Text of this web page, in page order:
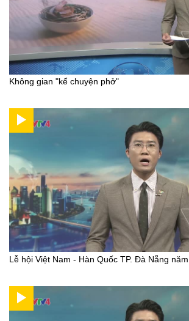
Không gian "kể chuyện phở"
Lễ hội Việt Nam - Hàn Quốc TP. Đà Nẵng